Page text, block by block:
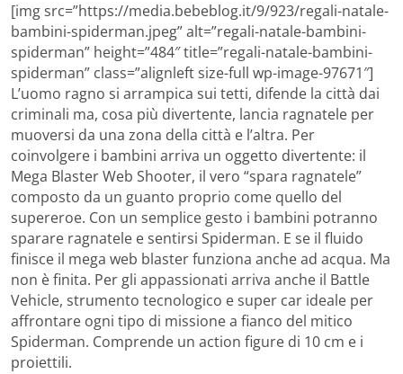
[img src=”https://media.bebeblog.it/9/923/regali-natale-
bambini-spiderman.jpeg” alt=”regali-natale-bambini-
spiderman” height=”484″ title=”regali-natale-bambini-
spiderman” class=”alignleft size-full wp-image-97671″]
L’uomo ragno si arrampica sui tetti, difende la città dai
criminali ma, cosa più divertente, lancia ragnatele per
muoversi da una zona della città e l’altra. Per
coinvolgere i bambini arriva un oggetto divertente: il
Mega Blaster Web Shooter, il vero “spara ragnatele”
composto da un guanto proprio come quello del
supereroe. Con un semplice gesto i bambini potranno
sparare ragnatele e sentirsi Spiderman. E se il fluido
finisce il mega web blaster funziona anche ad acqua. Ma
non è finita. Per gli appassionati arriva anche il Battle
Vehicle, strumento tecnologico e super car ideale per
affrontare ogni tipo di missione a fianco del mitico
Spiderman. Comprende un action figure di 10 cm e i
proiettili.